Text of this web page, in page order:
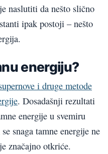
naslutiti da nešto slično
ipak postoji – nešto
energiju?
i druge metode
. Dosadašnji rezultati
energije u svemiru
snaga tamne energije ne
značajno otkriće.